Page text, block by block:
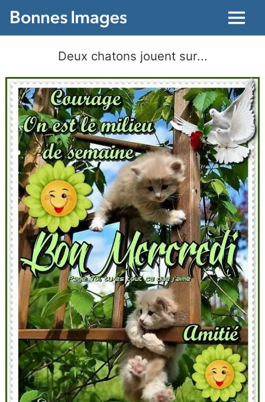
Menu
Deux chatons jouent sur...